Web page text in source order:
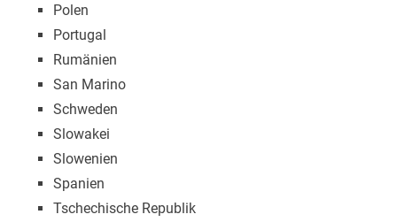
Polen
Portugal
Rumänien
San Marino
Schweden
Slowakei
Slowenien
Spanien
Tschechische Republik